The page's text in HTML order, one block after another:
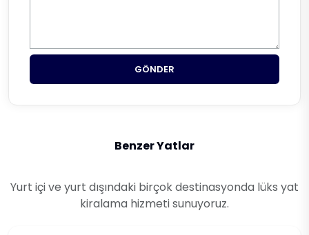
GÖNDER
Benzer Yatlar
Yurt içi ve yurt dışındaki birçok destinasyonda lüks yat
kiralama hizmeti sunuyoruz.